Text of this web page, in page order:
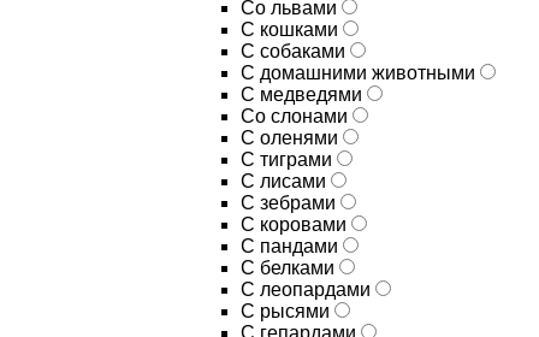
Со львами
С кошками
С собаками
С домашними животными
С медведями
Со слонами
С оленями
С тиграми
С лисами
С зебрами
С коровами
С пандами
С белками
С леопардами
С рысями
С гепардами